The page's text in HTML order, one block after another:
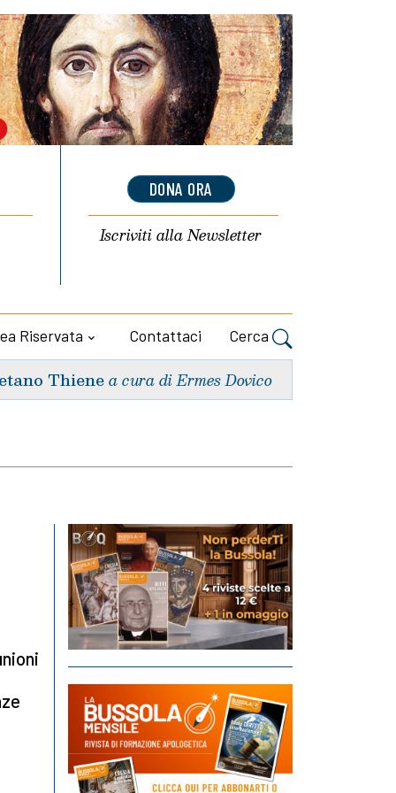
DONA ORA
Iscriviti allaNewsletter
Riservata Contattaci Cerca
Thiene a cura di Ermes Dovico